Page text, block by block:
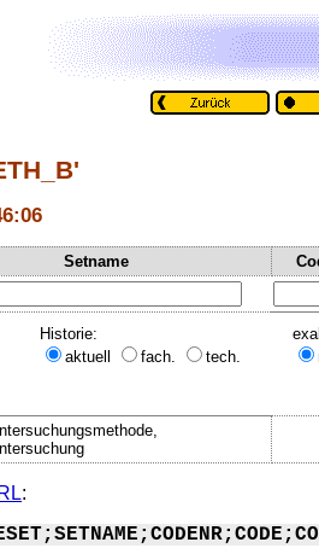
Setname
Historie:
aktuell
fach. tech.
: